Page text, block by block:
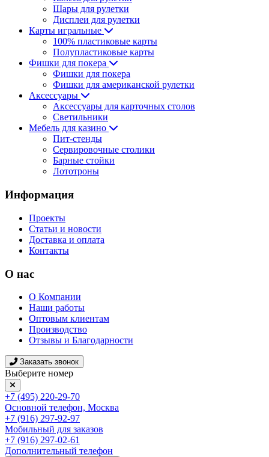
Шары для рулетки
Дисплеи для рулетки
Карты игральные
100% пластиковые карты
Полупластиковые карты
Фишки для покера
Фишки для покера
Фишки для американской рулетки
Аксессуары
Аксессуары для карточных столов
Светильники
Мебель для казино
Пит-стенды
Сервировочные столики
Барные стойки
Лототроны
Информация
Проекты
Статьи и новости
Доставка и оплата
Контакты
О нас
О Компании
Наши работы
Оптовым клиентам
Производство
Отзывы и Благодарности
Заказать звонок
Выберите номер
+7 (495) 220-29-70
Основной телефон, Москва
+7 (916) 297-92-97
Мобильный для заказов
+7 (916) 297-02-61
Дополнительный телефон